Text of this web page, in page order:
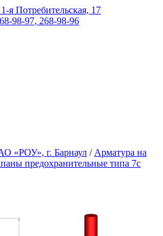
я Потребительская, 17
98-97, 268-98-96
«РОУ», г. Барнаул / Арматура на
предохранительные типа 7с